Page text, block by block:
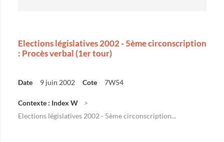
Elections législatives 2002 - 5ème circonscription
: Procès verbal (1er tour)
Date 9 juin 2002 Cote 7W54
Contexte : Index W
Elections législatives 2002 - 5ème circonscription...